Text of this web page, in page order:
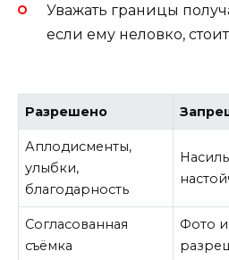
Уважать границы
если ему неловко,
Разрешено
Аплодисменты,
улыбки,
благодарность
Согласованная
съёмка
Фото